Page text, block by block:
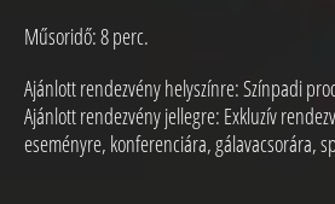
Műsoridő: 8 perc.
Ajánlott rendezvény helyszínre: Színpadi
Ajánlott rendezvény jellegre: Exkluzív
eseményre, konferenciára, gálavacsorára,